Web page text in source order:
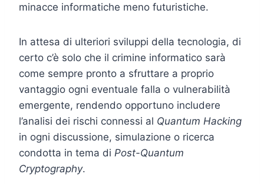
minacce informatiche meno futuristiche.
In attesa di ulteriori sviluppi della tecnologia, di
certo c’è solo che il crimine informatico sarà
come sempre pronto a sfruttare a proprio
vantaggio ogni eventuale falla o vulnerabilità
emergente, rendendo opportuno includere
l’analisi dei rischi connessi al Quantum Hacking
in ogni discussione, simulazione o ricerca
condotta in tema di Post-Quantum
Cryptography.